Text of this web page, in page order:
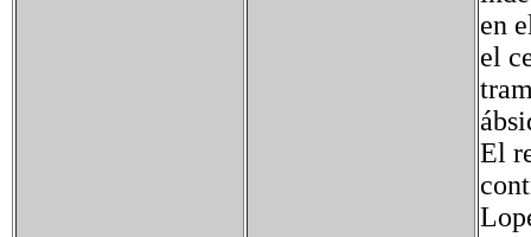
en
el
El